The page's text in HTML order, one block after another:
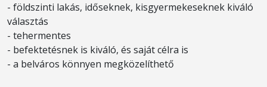
- földszinti lakás, időseknek, kisgyermekeseknek kiváló
választás
- tehermentes
- befektetésnek is kiváló, és saját célra is
- a belváros könnyen megközelíthető